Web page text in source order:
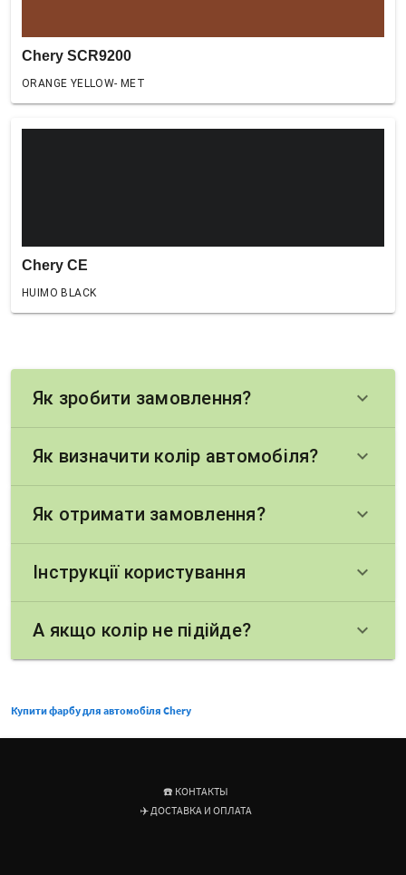
Chery SCR9200
ORANGE YELLOW- MET
Chery CE
HUIMO BLACK
Як зробити замовлення? keyboard_arrow_down
Як визначити колір автомобіля? keyboard_arrow_down
Як отримати замовлення? keyboard_arrow_down
Інструкції користування keyboard_arrow_down
А якщо колір не підійде? keyboard_arrow_down
Купити фарбу для автомобіля Chery
☎️ КОНТАКТЫ
✈️ ДОСТАВКА И ОПЛАТА